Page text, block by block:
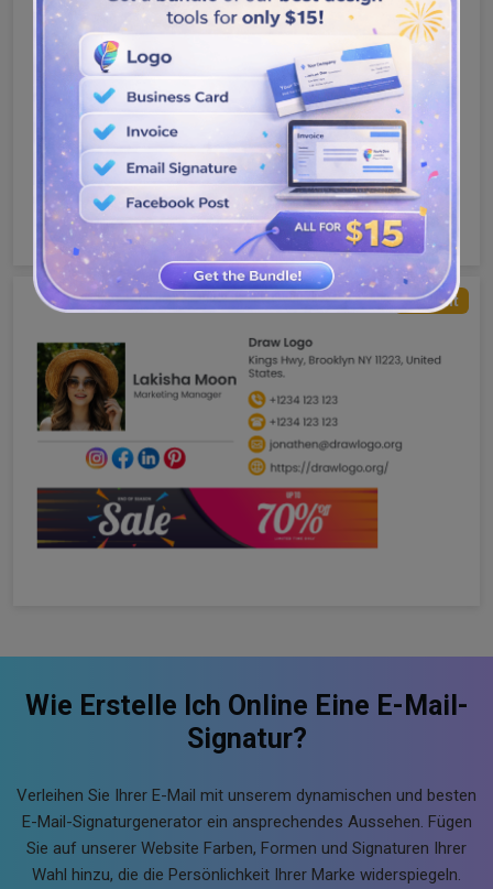
Bezahlt
Wie Erstelle Ich Online Eine E-Mail-
Signatur?
Verleihen Sie Ihrer E-Mail mit unserem dynamischen und besten
E-Mail-Signaturgenerator ein ansprechendes Aussehen. Fügen
Sie auf unserer Website Farben, Formen und Signaturen Ihrer
Wahl hinzu, die die Persönlichkeit Ihrer Marke widerspiegeln.